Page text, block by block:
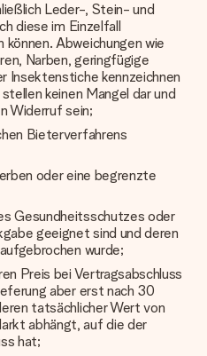
Leder-, Stein- und
diese im Einzelfall
Abweichungen wie
Narben, geringfügige
Insektenstiche kennzeichnen
keinen Mangel dar und
Widerruf sein;
Bieterverfahrens
oder eine begrenzte
Gesundheitsschutzes oder
geeignet sind und deren
wurde;
Preis bei Vertragsabschluss
aber erst nach 30
tatsächlicher Wert von
abhängt, auf die der
hat;